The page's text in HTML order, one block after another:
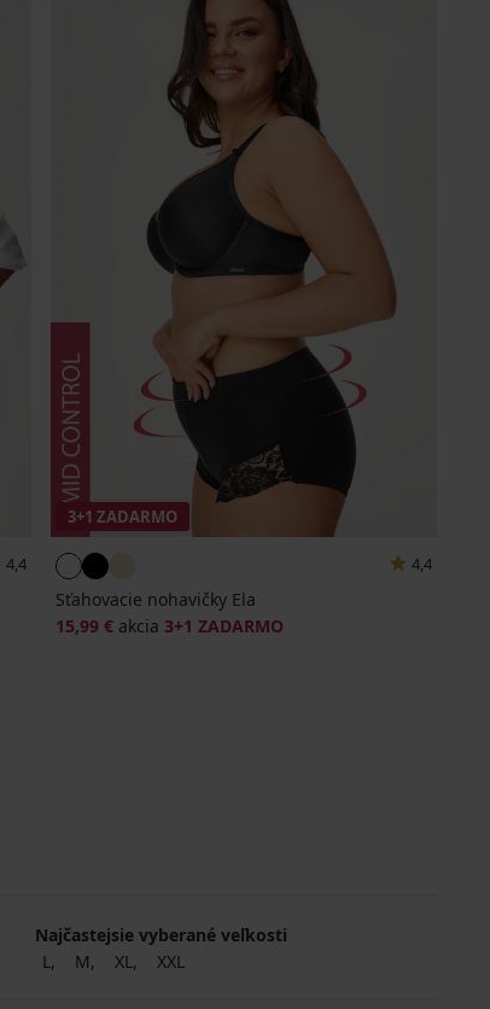
4,4
3+1 ZADARMO
4,4
Sťahovacie nohavičky Ela
15,99 € akcia 3+1 ZADARMO
Najčastejsie vyberané veľkosti
L
M XL XXL